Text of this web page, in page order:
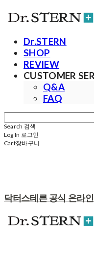
Dr.STERN
SHOP
REVIEW
CUSTOMER
Q&A
FAQ
Search 검색
Log In 로그인
Cart장바구니
닥터스테른 공식 온라